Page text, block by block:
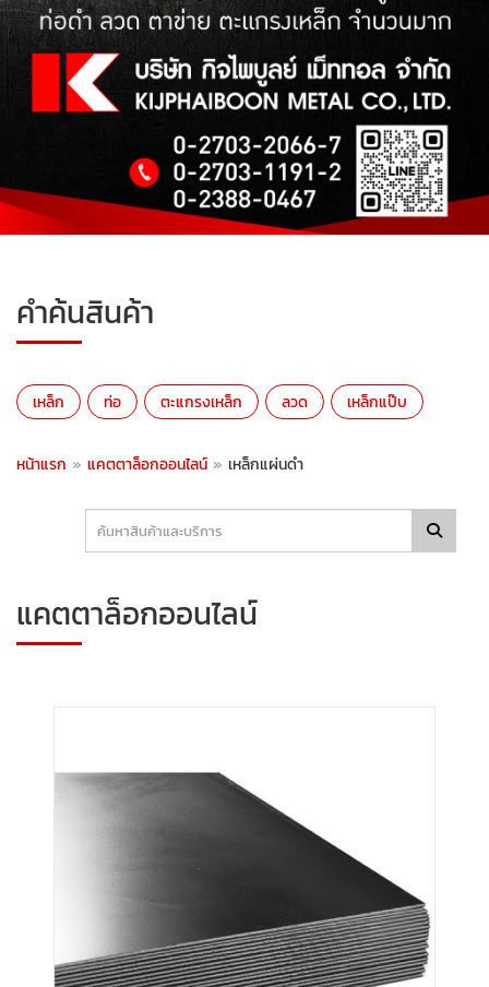
คำค้นสินค้า
เหล็ก ท่อ ตะแกรงเหล็ก ลวด เหล็กแป๊บ
หน้าแรก » แคตตาล็อกออนไลน์ » เหล็กแผ่นดำ
แคตตาล็อกออนไลน์